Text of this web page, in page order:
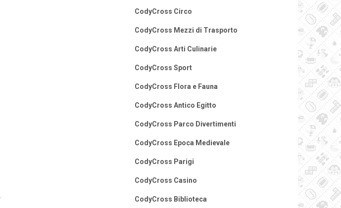
CodyCross Circo
CodyCross Mezzi di Trasporto
CodyCross Arti Culinarie
CodyCross Sport
CodyCross Flora e Fauna
CodyCross Antico Egitto
CodyCross Parco Divertimenti
CodyCross Epoca Medievale
CodyCross Parigi
CodyCross Casino
CodyCross Biblioteca